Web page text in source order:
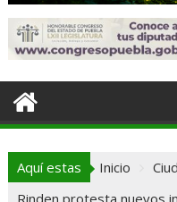
Aquí estas Inicio